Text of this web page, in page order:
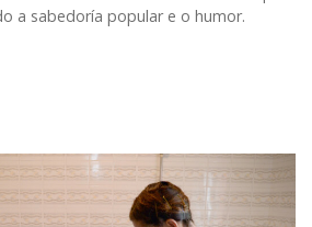
a sabedoría popular e o humor.